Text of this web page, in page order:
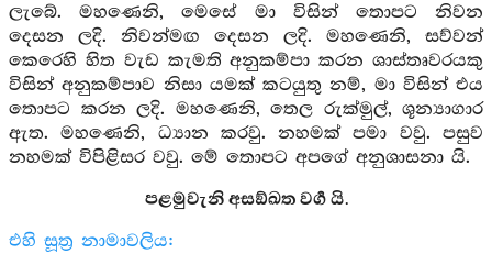
ලැබේ. මහණෙනි, මෙසේ මා විසින් තොපට නිවන
දෙසන ලදි. නිවන්මඟ දෙසන ලදි. මහණෙනි, සව්වන්
කෙරෙහි හිත වැඩ කැමති අනුකම්පා කරන ශාස්තෘවරයකු
විසින් අනුකම්පාව නිසා යමක් කටයුතු නම්, මා විසින් එය
තොපට කරන ලදි. මහණෙනි, තෙල රුක්මුල්, ශූන්‍යාගාර
ඇත. මහණෙනි, ධ්‍යාන කරවු. නහමක් පමා වවු. පසුව
නහමක් විපිළිසර වවු. මේ තොපට අපගේ අනුශාසනා යි.
පළමුවැනි අසඞ්ඛත වර්‍ග යි.
එහි සූත්‍ර නාමාවලිය: